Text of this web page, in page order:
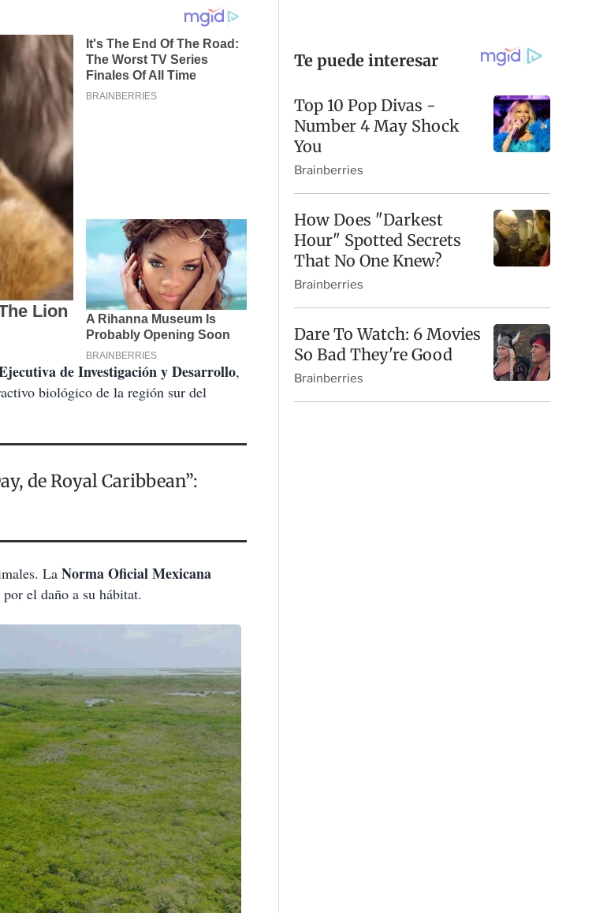
de Investigación y Desarrollo,
biológico de la región sur del
de Royal Caribbean”:
La Norma Oficial Mexicana
el daño a su hábitat.